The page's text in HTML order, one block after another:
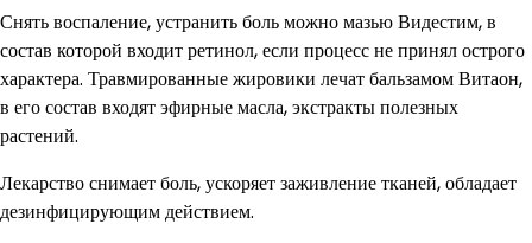
Снять воспаление, устранить боль можно мазью Видестим, в
состав которой входит ретинол, если процесс не принял острого
характера. Травмированные жировики лечат бальзамом Витаон,
в его состав входят эфирные масла, экстракты полезных
растений.
Лекарство снимает боль, ускоряет заживление тканей, обладает
дезинфицирующим действием.